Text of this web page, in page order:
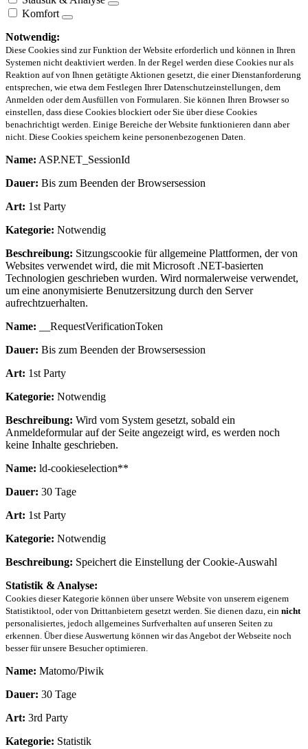
Komfort
Notwendig:
Diese Cookies sind zur Funktion der Website erforderlich und können in Ihren
Systemen nicht deaktiviert werden. In der Regel werden diese Cookies nur als
Reaktion auf von Ihnen getätigte Aktionen gesetzt, die einer Dienstanforderung
entsprechen, wie etwa dem Festlegen Ihrer Datenschutzeinstellungen, dem
Anmelden oder dem Ausfüllen von Formularen. Sie können Ihren Browser so
einstellen, dass diese Cookies blockiert oder Sie über diese Cookies
benachrichtigt werden. Einige Bereiche der Website funktionieren dann aber
nicht. Diese Cookies speichern keine personenbezogenen Daten.
Name: ASP.NET_SessionId
Dauer: Bis zum Beenden der Browsersession
Art: 1st Party
Kategorie: Notwendig
Beschreibung: Sitzungscookie für allgemeine Plattformen, der von
Websites verwendet wird, die mit Microsoft .NET-basierten
Technologien geschrieben wurden. Wird normalerweise verwendet,
um eine anonymisierte Benutzersitzung durch den Server
aufrechtzuerhalten.
Name: __RequestVerificationToken
Dauer: Bis zum Beenden der Browsersession
Art: 1st Party
Kategorie: Notwendig
Beschreibung: Wird vom System gesetzt, sobald ein
Anmeldeformular auf der Seite angezeigt wird, es werden noch
keine Inhalte geschrieben.
Name: ld-cookieselection**
Dauer: 30 Tage
Art: 1st Party
Kategorie: Notwendig
Beschreibung: Speichert die Einstellung der Cookie-Auswahl
Statistik & Analyse:
Cookies dieser Kategorie können über unsere Website von unserem eigenem
Statistiktool, oder von Drittanbietern gesetzt werden. Sie dienen dazu, ein nicht
personalisiertes, jedoch allgemeines Surfverhalten auf unseren Seiten zu
erkennen. Über diese Auswertung können wir das Angebot der Webseite noch
besser für unsere Besucher optimieren.
Name: Matomo/Piwik
Dauer: 30 Tage
Art: 3rd Party
Kategorie: Statistik